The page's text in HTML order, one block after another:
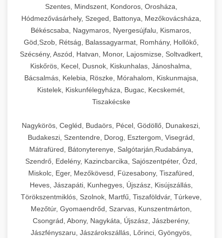
chef-iparikonyhagepek.hu
kereskedelmi csomagoló gép
professzionális konyhák számára. Nagy
kapacitású sütő- és főzőberendezés precíz
hőmérséklet-szabályozással.
chef-iparikonyhagepek.hu
kereskedelmi sütősütő
❄️ 25. Ipari Hűtőszekrény +
Professzionális hűtőegységek és hűtőkamrák
kereskedelmi konyhák számára.
Energiahatékony hűtési megoldások nagy
kapacitással.
chef-iparikonyhagepek.hu
💧 26. Ipari Mosogatógép +
Kereskedelmi mosogatóberendezések nagy
forgalmú éttermi műveletekhez. Gyors tisztítási
ciklusok fertőtlenítési képességekkel.
chef-iparikonyhagepek.hu
🧀 27. Ipari Sajtreszelő Gép +
élelmiszer-előkészítéshez. Különböző reszelési
méretek különböző alkalmazásokhoz.
chef-iparikonyhagepek.hu
kereskedelmi sajtreszelő
🍳 28. Nagykonyhai
Berendezések
+
Teljes körű nagykonyhai berendezések és
professzionális vendéglátóipari kellékek.
Minden, ami szükséges éttermi és catering
műveletekhez.
chef-iparikonyhagepek.hu
Szentes, Mindszent, Kondoros, Orosháza,
Hódmezővásárhely, Szeged, Battonya, Mezőkovácsháza,
Békéscsaba, Nagymaros, Nyergesújfalu, Kismaros,
Göd,Szob, Rétság, Balassagyarmat, Romhány, Hollókő,
Szécsény, Aszód, Hatvan, Monor, Lajosmizse, Soltvadkert,
Kiskőrös, Kecel, Dusnok, Kiskunhalas, Jánoshalma,
Bácsalmás, Kelebia, Röszke, Mórahalom, Kiskunmajsa,
Kistelek, Kiskunfélegyháza, Bugac, Kecskemét,
Tiszakécske
Nagykörös, Cegléd, Budaörs, Pécel, Gödöllő, Dunakeszi,
Budakeszi, Szentendre, Dorog, Esztergom, Visegrád,
Mátrafüred, Bátonyterenye, Salgótarján,Rudabánya,
Szendrő, Edelény, Kazincbarcika, Sajószentpéter, Ózd,
Miskolc, Eger, Mezőkövesd, Füzesabony, Tiszafüred,
Heves, Jászapáti, Kunhegyes, Újszász, Kisújszállás,
Törökszentmiklós, Szolnok, Martfű, Tiszaföldvár, Túrkeve,
Mezőtúr, Gyomaendrőd, Szarvas, Kunszentmárton,
Csongrád, Abony, Nagykáta, Újszász, Jászberény,
Jászfényszaru, Jászárokszállás, Lőrinci, Gyöngyös,